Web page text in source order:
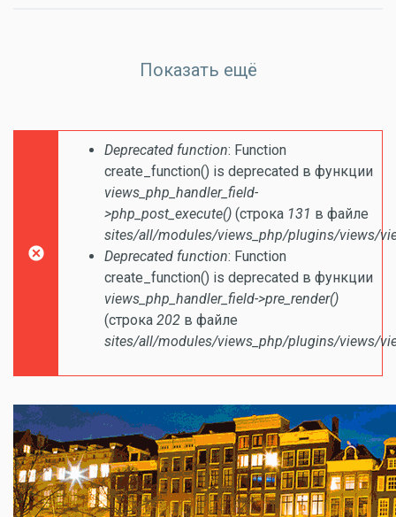
Показать ещё
Сообщение об ошибке
Deprecated function: Function
create_function() is deprecated в функции
views_php_handler_field-
>php_post_execute() (строка 131 в файле
sites/all/modules/views_php/plugins/views/
Deprecated function: Function
create_function() is deprecated в функции
views_php_handler_field->pre_render()
(строка 202 в файле
sites/all/modules/views_php/plugins/views/